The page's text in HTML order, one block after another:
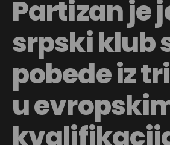
Partizan je
srpski klub
pobede iz
u